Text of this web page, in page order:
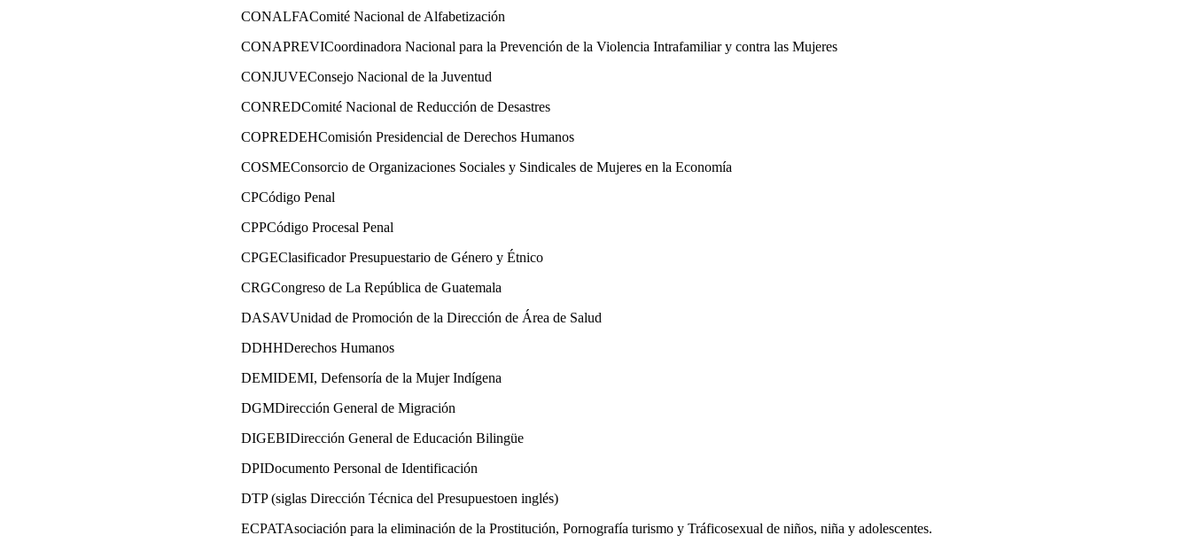
CONALFAComité Nacional de Alfabetización
CONAPREVICoordinadora Nacional para la Prevención de la Violencia Intrafamiliar y contra las Mujeres
CONJUVEConsejo Nacional de la Juventud
CONREDComité Nacional de Reducción de Desastres
COPREDEHComisión Presidencial de Derechos Humanos
COSMEConsorcio de Organizaciones Sociales y Sindicales de Mujeres en la Economía
CPCódigo Penal
CPPCódigo Procesal Penal
CPGEClasificador Presupuestario de Género y Étnico
CRGCongreso de La República de Guatemala
DASAVUnidad de Promoción de la Dirección de Área de Salud
DDHHDerechos Humanos
DEMIDEMI, Defensoría de la Mujer Indígena
DGMDirección General de Migración
DIGEBIDirección General de Educación Bilingüe
DPIDocumento Personal de Identificación
DTP (siglas Dirección Técnica del Presupuestoen inglés)
ECPATAsociación para la eliminación de la Prostitución, Pornografía turismo y Tráficosexual de niños, niña y adolescentes.